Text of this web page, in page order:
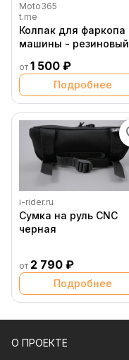
Moto365
t.me
Колпак для фаркопа
машины - резиновый
от 1 500 ₽
Подробнее
i-rider.ru
Сумка на руль CNC
черная
от 2 790 ₽
Подробнее
О ПРОЕКТЕ